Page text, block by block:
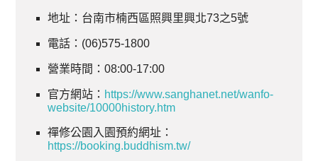
地址：台南市楠西區照興里興北73之5號
電話：(06)575-1800
營業時間：08:00-17:00
官方網站： https://www.sanghanet.net/wanfo-
website/10000history.htm
禪修公園入園預約網址：
https://booking.buddhism.tw/